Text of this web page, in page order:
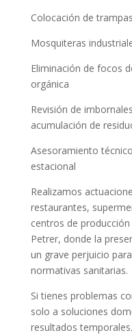
Colocación de
Mosquiteras
Eliminación de focos
orgánica
Revisión de
acumulación de
Asesoramiento
estacional
Realizamos
restaurantes,
centros de
Petrer, donde la
un grave perjuicio
normativas sanitarias.
Si tienes problemas
solo a soluciones
resultados